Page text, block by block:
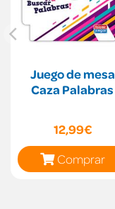
Juego de mesa
Caza Palabras
12,99€
Comprar